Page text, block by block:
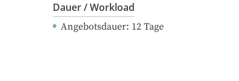
Dauer / Workload
Angebotsdauer: 12 Tage